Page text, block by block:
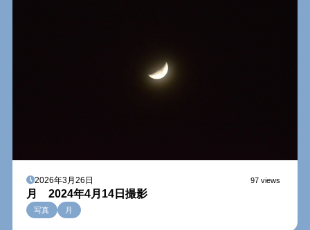
2026年3月26日 97 views
月 2024年4月14日撮影
写真 月